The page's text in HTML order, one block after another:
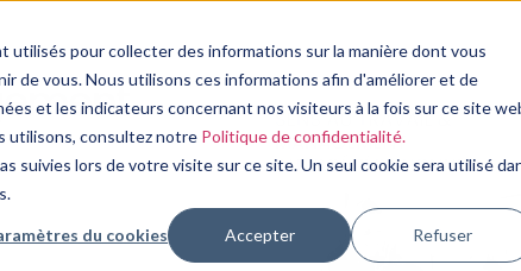
pour collecter des informations sur la manière dont vous
de vous. Nous utilisons ces informations afin d'améliorer et de
et les indicateurs concernant nos visiteurs à la fois sur ce site
utilisons, consultez notre Politique de confidentialité.
suivies lors de votre visite sur ce site. Un seul cookie sera utilisé
du cookies Accepter Refuser